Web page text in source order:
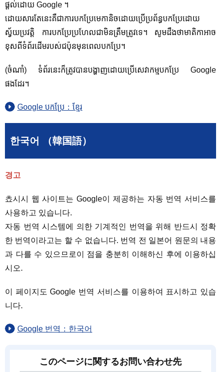
ផ្តល់ដោយ Google ។
ដោយសារតែនេះគឺជាការបកប្រែមេកានិចដោយប្រើប្រព័ន្ធបកប្រែដោយ
ស្វ័យប្រវត្តិ ការបកប្រែប្រហែលជាមិនត្រឹមត្រូវទេ។ សូម​ដឹង​ថា​មាតិកា​អាច​
ខុស​ពី​ទំព័រ​ដើម​របស់​ជប៉ុន​មុន​ពេល​បក​ប្រែ។
(ចំណាំ) ទំព័រនេះក៏ត្រូវបានបង្ហាញដោយប្រើសេវាកម្មបកប្រែ Google
ផងដែរ។
Google បកប្រែ：ខ្មែរ
한국어 （韓国語）
경고
쵸시시 웹 사이트는 Google이 제공하는 자동 번역 서비스를
사용하고 있습니다.
자동 번역 시스템에 의한 기계적인 번역을 위해 반드시 정확
한 번역이라고는 할 수 없습니다. 번역 전 일본어 원문의 내용
과 다를 수 있으므로이 점을 충분히 이해하신 후에 이용하십
시오.
이 페이지도 Google 번역 서비스를 이용하여 표시하고 있습
니다.
Google 번역：한국어
このページに関するお問い合わせ先